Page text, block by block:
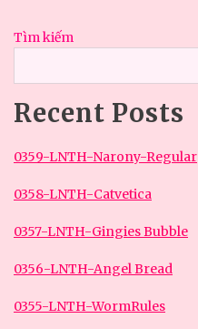
Tìm kiếm
Recent Posts
0359-LNTH-Narony-Regular
0358-LNTH-Catvetica
0357-LNTH-Gingies Bubble
0356-LNTH-Angel Bread
0355-LNTH-WormRules